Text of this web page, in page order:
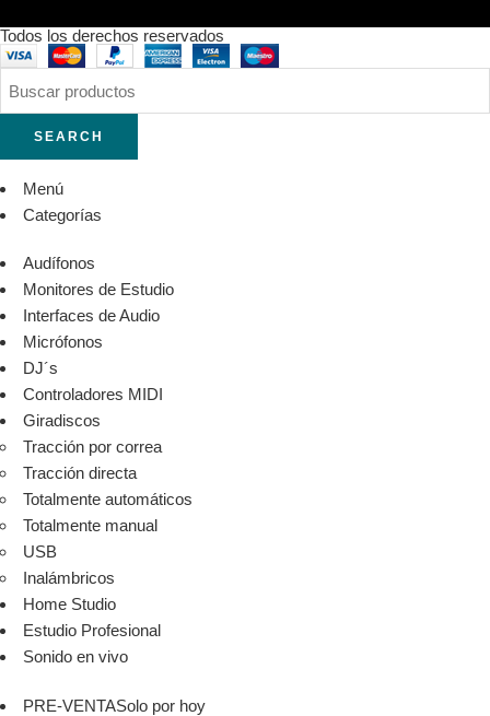
Todos los derechos reservados
SEARCH
Menú
Categorías
Audífonos
Monitores de Estudio
Interfaces de Audio
Micrófonos
DJ´s
Controladores MIDI
Giradiscos
Tracción por correa
Tracción directa
Totalmente automáticos
Totalmente manual
USB
Inalámbricos
Home Studio
Estudio Profesional
Sonido en vivo
PRE-VENTASolo por hoy